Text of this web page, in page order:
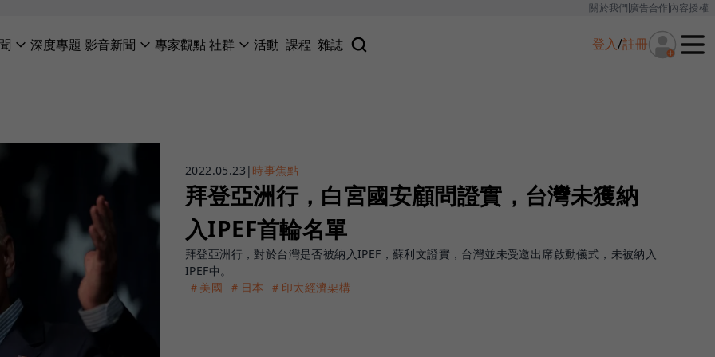
關於我們廣告合作內容授權
深度專題 影音新聞 專家觀點社群 活動 課程 雜誌 登入/註冊
2022.05.23 | 時事焦點
拜登亞洲行，白宮國安顧問證實，台灣未獲納
入IPEF首輪名單
拜登亞洲行，對於台灣是否被納入IPEF，蘇利文證實，台灣並未受邀出席啟動儀式，未被納入
IPEF中。
＃美國
＃日本 ＃印太經濟架構